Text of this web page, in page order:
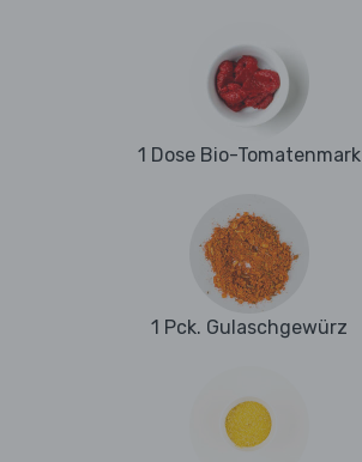
1 Dose Bio-Tomatenmark
1 Pck. Gulaschgewürz